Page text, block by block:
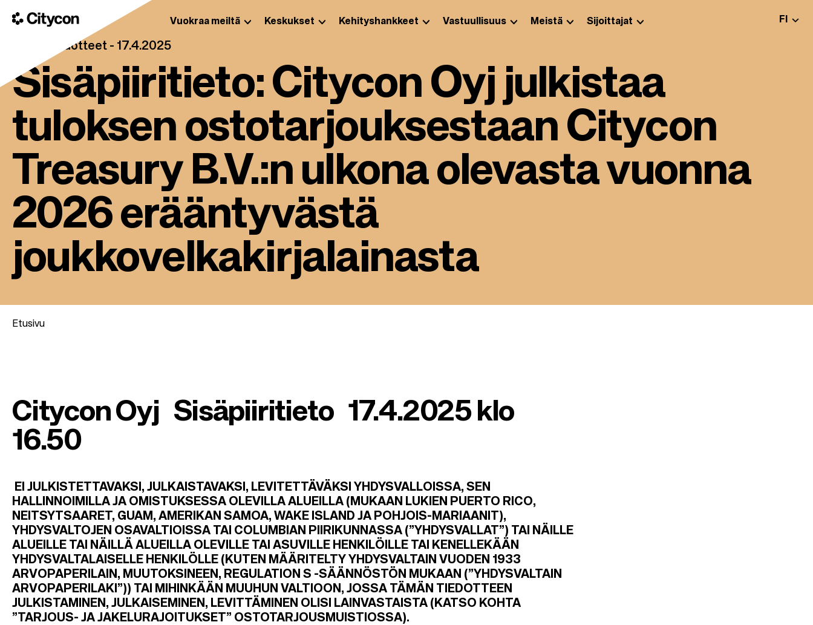
y
c
n
Vuokraa meiltä Keskukset Kehityshankkeet Vastuullisuus Meistä Sijoittajat FI
Pörssitiedotteet - 17.4.2025
Sisäpiiritieto: Citycon Oyj julkistaa
tuloksen ostotarjouksestaan Citycon
Treasury B.V.:n ulkona olevasta vuonna
2026 erääntyvästä
joukkovelkakirjalainasta
u
r
p
o
l
k
u
Etusivu
Citycon Oyj Sisäpiiritieto 17.4.2025 klo
16.50
EI JULKISTETTAVAKSI, JULKAISTAVAKSI, LEVITETTÄVÄKSI YHDYSVALLOISSA, SEN
HALLINNOIMILLA JA OMISTUKSESSA OLEVILLA ALUEILLA (MUKAAN LUKIEN PUERTO RICO,
NEITSYTSAARET, GUAM, AMERIKAN SAMOA, WAKE ISLAND JA POHJOIS-MARIAANIT),
YHDYSVALTOJEN OSAVALTIOISSA TAI COLUMBIAN PIIRIKUNNASSA (”YHDYSVALLAT”) TAI NÄILLE
ALUEILLE TAI NÄILLÄ ALUEILLA OLEVILLE TAI ASUVILLE HENKILÖILLE TAI KENELLEKÄÄN
YHDYSVALTALAISELLE HENKILÖLLE (KUTEN MÄÄRITELTY YHDYSVALTAIN VUODEN 1933
ARVOPAPERILAIN, MUUTOKSINEEN, REGULATION S -SÄÄNNÖSTÖN MUKAAN (”YHDYSVALTAIN
ARVOPAPERILAKI”)) TAI MIHINKÄÄN MUUHUN VALTIOON, JOSSA TÄMÄN TIEDOTTEEN
JULKISTAMINEN, JULKAISEMINEN, LEVITTÄMINEN OLISI LAINVASTAISTA (KATSO KOHTA
”TARJOUS- JA JAKELURAJOITUKSET” OSTOTARJOUSMUISTIOSSA).